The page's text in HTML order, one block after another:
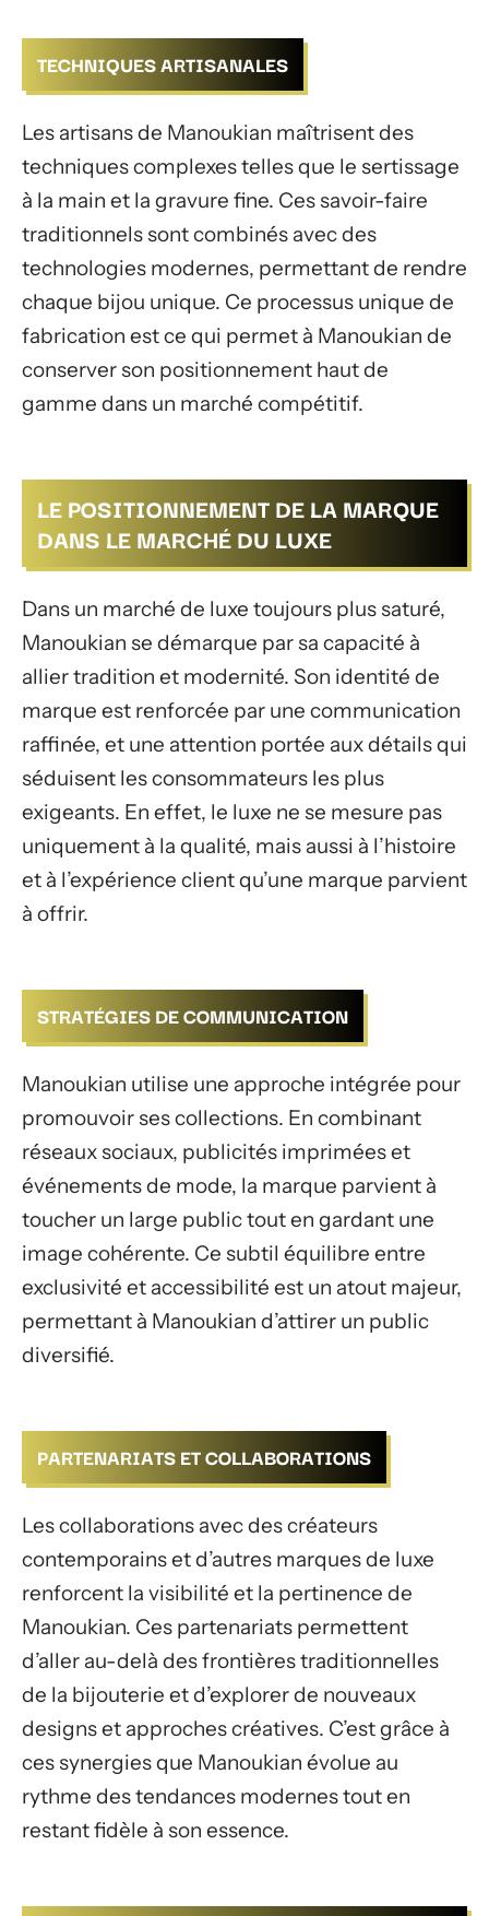
TECHNIQUES ARTISANALES
Les artisans de Manoukian maîtrisent des
techniques complexes telles que le sertissage
à la main et la gravure fine. Ces savoir-faire
traditionnels sont combinés avec des
technologies modernes, permettant de rendre
chaque bijou unique. Ce processus unique de
fabrication est ce qui permet à Manoukian de
conserver son positionnement haut de
gamme dans un marché compétitif.
LE POSITIONNEMENT DE LA MARQUE
DANS LE MARCHÉ DU LUXE
Dans un marché de luxe toujours plus saturé,
Manoukian se démarque par sa capacité à
allier tradition et modernité. Son identité de
marque est renforcée par une communication
raffinée, et une attention portée aux détails qui
séduisent les consommateurs les plus
exigeants. En effet, le luxe ne se mesure pas
uniquement à la qualité, mais aussi à l’histoire
et à l’expérience client qu’une marque parvient
à offrir.
STRATÉGIES DE COMMUNICATION
Manoukian utilise une approche intégrée pour
promouvoir ses collections. En combinant
réseaux sociaux, publicités imprimées et
événements de mode, la marque parvient à
toucher un large public tout en gardant une
image cohérente. Ce subtil équilibre entre
exclusivité et accessibilité est un atout majeur,
permettant à Manoukian d’attirer un public
diversifié.
PARTENARIATS ET COLLABORATIONS
Les collaborations avec des créateurs
contemporains et d’autres marques de luxe
renforcent la visibilité et la pertinence de
Manoukian. Ces partenariats permettent
d’aller au-delà des frontières traditionnelles
de la bijouterie et d’explorer de nouveaux
designs et approches créatives. C’est grâce à
ces synergies que Manoukian évolue au
rythme des tendances modernes tout en
restant fidèle à son essence.